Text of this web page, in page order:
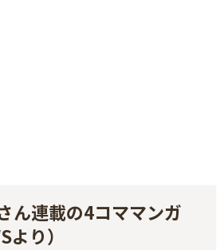
ん連載の4コママンガ
より）